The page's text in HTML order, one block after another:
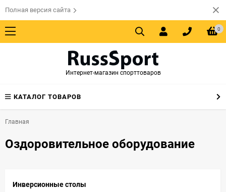
Полная версия сайта
0
Интернет-магазин спорттоваров
КАТАЛОГ ТОВАРОВ
Главная
Оздоровительное оборудование
Инверсионные столы